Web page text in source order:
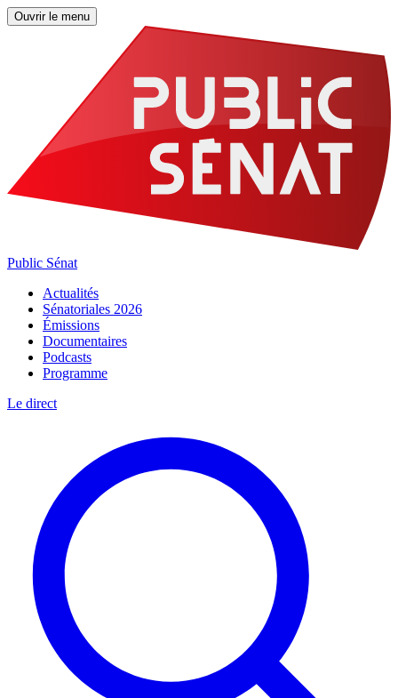
Ouvrir le menu
Public Sénat
Actualités
Sénatoriales 2026
Émissions
Documentaires
Podcasts
Programme
Le direct